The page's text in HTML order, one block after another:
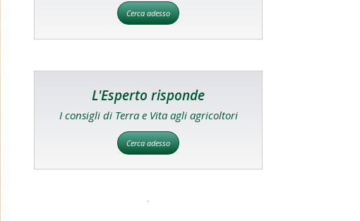
Cerca adesso
L'Esperto risponde
I consigli di Terra e Vita agli agricoltori
Cerca adesso